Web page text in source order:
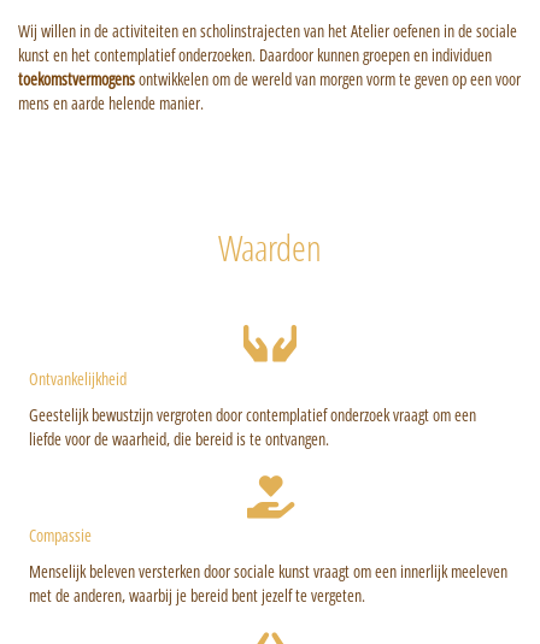
Wij willen in de activiteiten en scholinstrajecten van het Atelier oefenen in de sociale
kunst en het contemplatief onderzoeken. Daardoor kunnen groepen en individuen
toekomstvermogensontwikkelen om de wereld van morgen vorm te geven op een voor
mens en aarde helende manier.
Waarden
Ontvankelijkheid
Geestelijk bewustzijn vergroten door contemplatief onderzoek vraagt om een
liefde voor de waarheid, die bereid is te ontvangen.
Compassie
Menselijk beleven versterken door sociale kunst vraagt om een innerlijk meeleven
met de anderen, waarbij je bereid bent jezelf te vergeten.